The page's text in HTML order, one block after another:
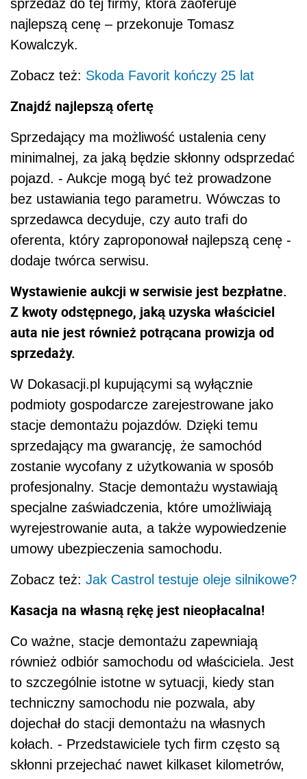
sprzedaż do tej firmy, która zaoferuje
najlepszą cenę – przekonuje Tomasz
Kowalczyk.
Zobacz też: Skoda Favorit kończy 25 lat
Znajdź najlepszą ofertę
Sprzedający ma możliwość ustalenia ceny
minimalnej, za jaką będzie skłonny odsprzedać
pojazd. - Aukcje mogą być też prowadzone
bez ustawiania tego parametru. Wówczas to
sprzedawca decyduje, czy auto trafi do
oferenta, który zaproponował najlepszą cenę -
dodaje twórca serwisu.
Wystawienie aukcji w serwisie jest bezpłatne.
Z kwoty odstępnego, jaką uzyska właściciel
auta nie jest również potrącana prowizja od
sprzedaży.
W Dokasacji.pl kupującymi są wyłącznie
podmioty gospodarcze zarejestrowane jako
stacje demontażu pojazdów. Dzięki temu
sprzedający ma gwarancję, że samochód
zostanie wycofany z użytkowania w sposób
profesjonalny. Stacje demontażu wystawiają
specjalne zaświadczenia, które umożliwiają
wyrejestrowanie auta, a także wypowiedzenie
umowy ubezpieczenia samochodu.
Zobacz też: Jak Castrol testuje oleje silnikowe?
Kasacja na własną rękę jest nieopłacalna!
Co ważne, stacje demontażu zapewniają
również odbiór samochodu od właściciela. Jest
to szczególnie istotne w sytuacji, kiedy stan
techniczny samochodu nie pozwala, aby
dojechał do stacji demontażu na własnych
kołach. - Przedstawiciele tych firm często są
skłonni przejechać nawet kilkaset kilometrów,